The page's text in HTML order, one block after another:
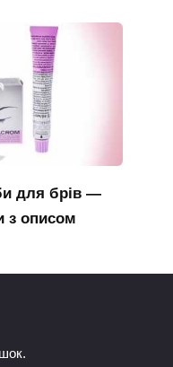
для брів —
з описом